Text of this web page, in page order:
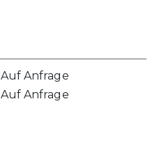
Auf Anfrage
Auf Anfrage